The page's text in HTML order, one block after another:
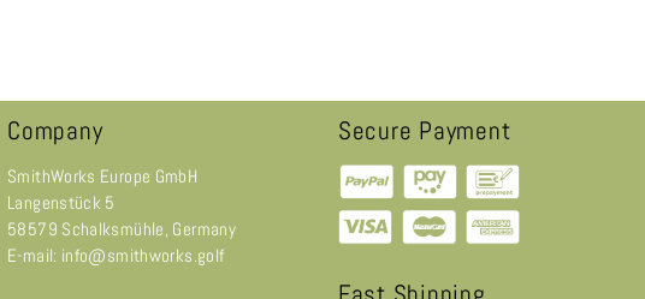
Company
SmithWorks Europe GmbH
Langenstück 5
58579 Schalksmühle, Germany
E-mail: info@smithworks.golf
Secure Payment